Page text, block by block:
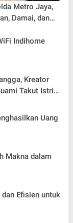
Metro Jaya,
Damai, dan
Indihome
Kreator
Takut Istri
Uang
Makna dalam
Efisien untuk